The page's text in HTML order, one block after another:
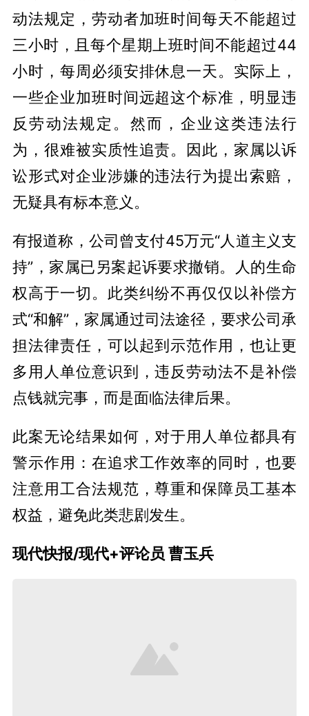
动法规定，劳动者加班时间每天不能超过
三小时，且每个星期上班时间不能超过44
小时，每周必须安排休息一天。实际上，
一些企业加班时间远超这个标准，明显违
反劳动法规定。然而，企业这类违法行
为，很难被实质性追责。因此，家属以诉
讼形式对企业涉嫌的违法行为提出索赔，
无疑具有标本意义。
有报道称，公司曾支付45万元“人道主义支
持”，家属已另案起诉要求撤销。人的生命
权高于一切。此类纠纷不再仅仅以补偿方
式“和解”，家属通过司法途径，要求公司承
担法律责任，可以起到示范作用，也让更
多用人单位意识到，违反劳动法不是补偿
点钱就完事，而是面临法律后果。
此案无论结果如何，对于用人单位都具有
警示作用：在追求工作效率的同时，也要
注意用工合法规范，尊重和保障员工基本
权益，避免此类悲剧发生。
现代快报/现代+评论员 曹玉兵